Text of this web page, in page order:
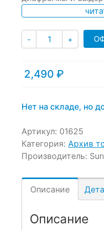
- Количество
+
2,490 ₽
Нет на складе, но
Артикул: 01625
Категория: Архив
Производитель:
Описание
Описание